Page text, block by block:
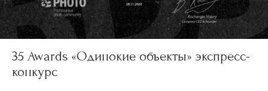
35 Awards «Одинокие объекты» экспресс-
конкурс